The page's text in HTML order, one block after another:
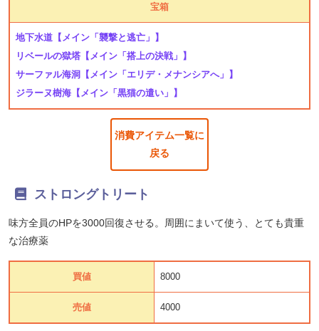
宝箱
地下水道 【メイン「襲撃と逃亡」】
リベールの獄塔 【メイン「搭上の決戦」】
サーファル海洞 【メイン「エリデ・メナンシアへ」】
ジラーヌ樹海 【メイン「黒猫の遣い」】
消費アイテム一覧に
戻る
ストロングトリート
味方全員のHPを3000回復させる。周囲にまいて使う、とても貴重
な治療薬
買値 8000
売値 4000